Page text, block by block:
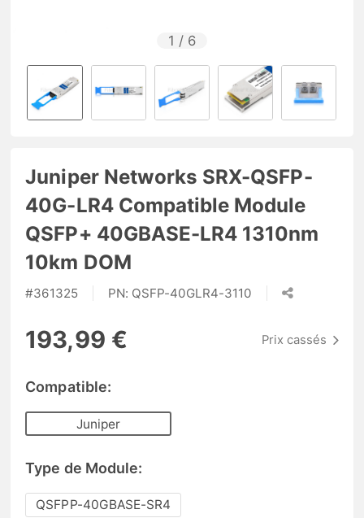
1 / 6
Juniper Networks SRX-QSFP-
40G-LR4 Compatible Module
QSFP+ 40GBASE-LR4 1310nm
10km DOM
#361325 PN: QSFP-40GLR4-3110
193,99 € Prix cassés
Compatible:
Juniper
Type de Module:
QSFPP-40GBASE-SR4